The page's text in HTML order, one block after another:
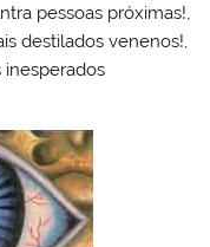
pessoas próximas!,
destilados venenos!,